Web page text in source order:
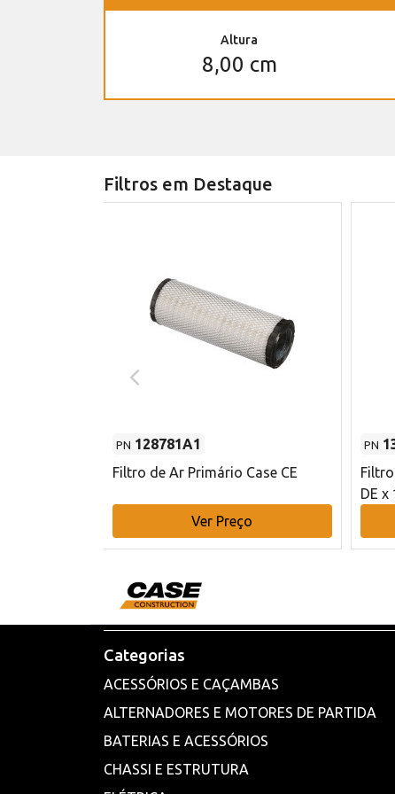
Altura
8,00 cm
Filtros em Destaque
PN 128781A1
Filtro de Ar Primário Case CE
Ver Preço
PN
DE x
Categorias
ACESSÓRIOS E CAÇAMBAS
ALTERNADORES E MOTORES DE PARTIDA
BATERIAS E ACESSÓRIOS
CHASSI E ESTRUTURA